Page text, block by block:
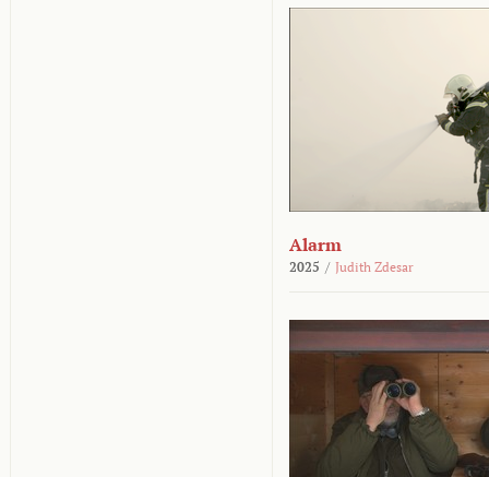
Alarm
2025 / Judith Zdesar